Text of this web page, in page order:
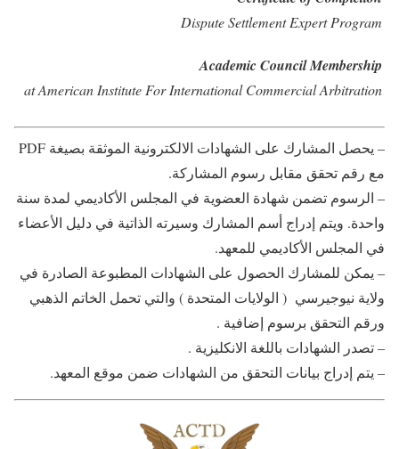
Dispute Settlement Expert Program
Academic Council Membership
at American Institute For International Commercial Arbitration
– يحصل المشارك على الشهادات الالكترونية الموثقة بصيغة PDF
مع رقم تحقق مقابل رسوم المشاركة.
– الرسوم تضمن شهادة العضوية في المجلس الأكاديمي لمدة سنة
واحدة. ويتم إدراج أسم المشارك وسيرته الذاتية في دليل الأعضاء
في المجلس الأكاديمي للمعهد.
– يمكن للمشارك الحصول على الشهادات المطبوعة الصادرة في
ولاية نيوجيرسي ( الولايات المتحدة ) والتي تحمل الخاتم الذهبي
ورقم التحقق برسوم إضافية .
– تصدر الشهادات باللغة الانكليزية .
– يتم إدراج بيانات التحقق من الشهادات ضمن موقع المعهد.